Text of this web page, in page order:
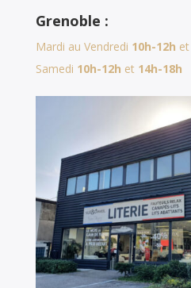
Grenoble :
Mardi au Vendredi 10h-12h et
Samedi 10h-12h et 14h-18h